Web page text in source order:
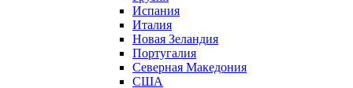
Испания
Италия
Новая Зеландия
Португалия
Северная Македония
США